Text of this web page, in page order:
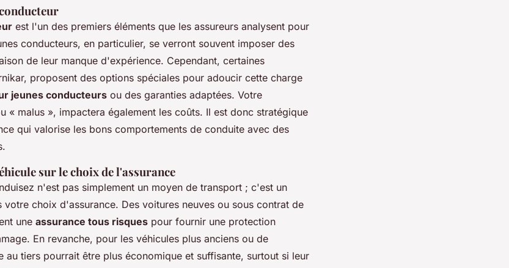
est l'un des premiers éléments que les assureurs analysent pour
conducteurs, en particulier, se verront souvent imposer des
de leur manque d'expérience. Cependant, certaines
proposent des options spéciales pour adoucir cette charge
jeunes conducteurs ou des garanties adaptées. Votre
« malus », impactera également les coûts. Il est donc stratégique
qui valorise les bons comportements de conduite avec des
sur le choix de l'assurance
n'est pas simplement un moyen de transport ; c'est un
votre choix d'assurance. Des voitures neuves ou sous contrat de
une assurance tous risques pour fournir une protection
En revanche, pour les véhicules plus anciens ou de
au tiers pourrait être plus économique et suffisante, surtout si leur